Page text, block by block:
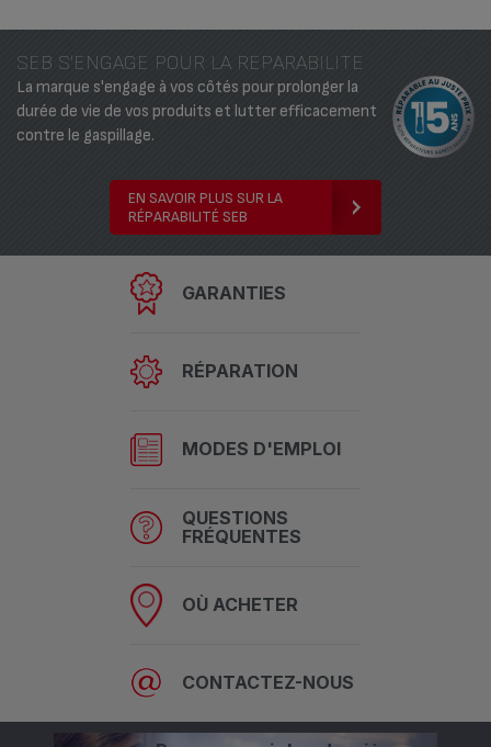
SEB S'ENGAGE POUR LA REPARABILITE
La marque s'engage à vos côtés pour prolonger la
durée de vie de vos produits et lutter efficacement
contre le gaspillage.
EN SAVOIR PLUS SUR LA
RÉPARABILITÉ SEB
GARANTIES
RÉPARATION
MODES D'EMPLOI
QUESTIONS
FRÉQUENTES
OÙ ACHETER
CONTACTEZ-NOUS